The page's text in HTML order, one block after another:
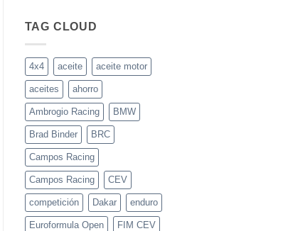
de
en
un
paso
del
podio
en
Moto3
y
PreMoto3
en
Mugello
TAG CLOUD
4x4 aceite aceite motor
aceites ahorro
Ambrogio Racing BMW
Brad Binder BRC
Campos Racing
Campos Racing CEV
competición Dakar enduro
Euroformula Open FIM CEV